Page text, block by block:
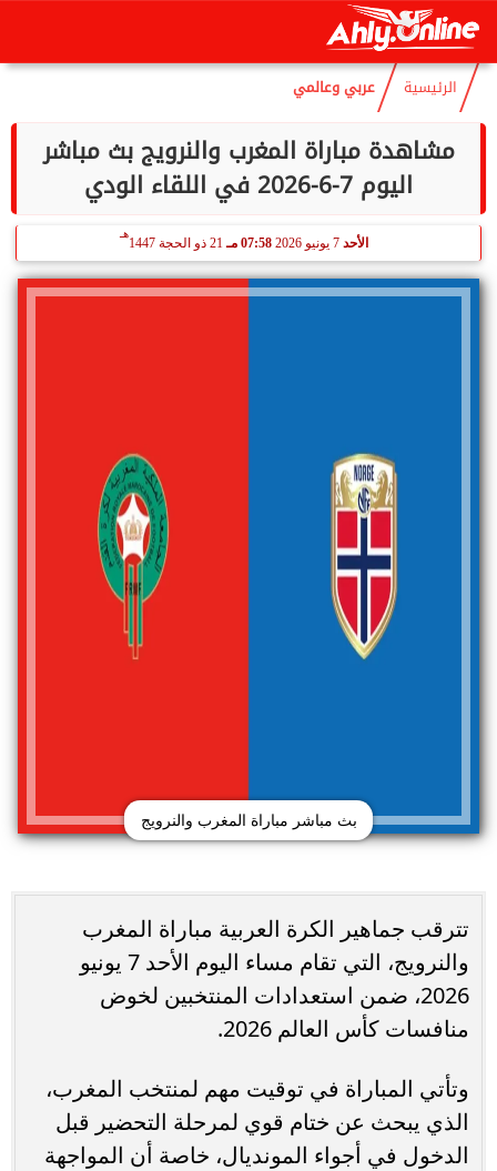
الخميس
الرئيسية عربي وعالمي
مشاهدة مباراة المغرب والنرويج بث مباشر
اليوم 7-6-2026 في اللقاء الودي
الأحد 07:58 مـ 21 ذو الحجة 1447
هـ
بث مباشر مباراة المغرب والنرويج
تترقب جماهير الكرة العربية مباراة المغرب
والنرويج، التي تقام مساء اليوم الأحد 7 يونيو
2026، ضمن استعدادات المنتخبين لخوض
منافسات كأس العالم 2026.
وتأتي المباراة في توقيت مهم لمنتخب المغرب،
الذي يبحث عن ختام قوي لمرحلة التحضير قبل
الدخول في أجواء المونديال، خاصة أن المواجهة